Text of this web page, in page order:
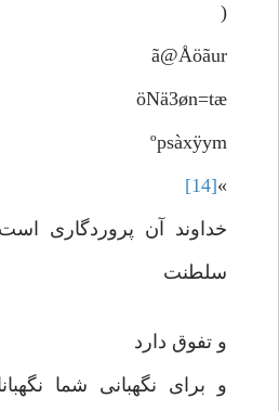
(
ã@Åöãur
öNä3øn=tæ
ºpsàxÿym
»
[14]
خداوند آن پروردگاری
سلطنت
و تفوق دارد
و برای نگهبانی شما